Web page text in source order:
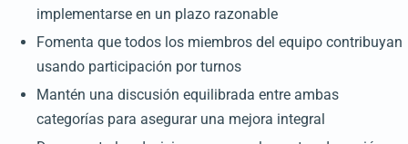
implementarse en un plazo razonable
Fomenta que todos los miembros del equipo contribuyan
usando participación por turnos
Mantén una discusión equilibrada entre ambas
categorías para asegurar una mejora integral